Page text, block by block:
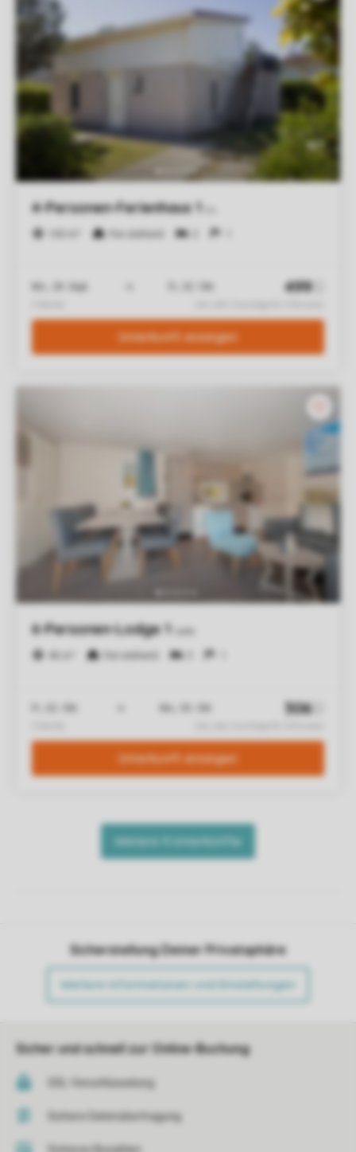
Sicherstellung Deiner Privatsphäre
Weitere Informationen und Einstellungen
Sicher und schnell zur Online-Buchung
SSL-Verschlüsselung
Sichere Datenübertragung
Sicheres Bezahlen